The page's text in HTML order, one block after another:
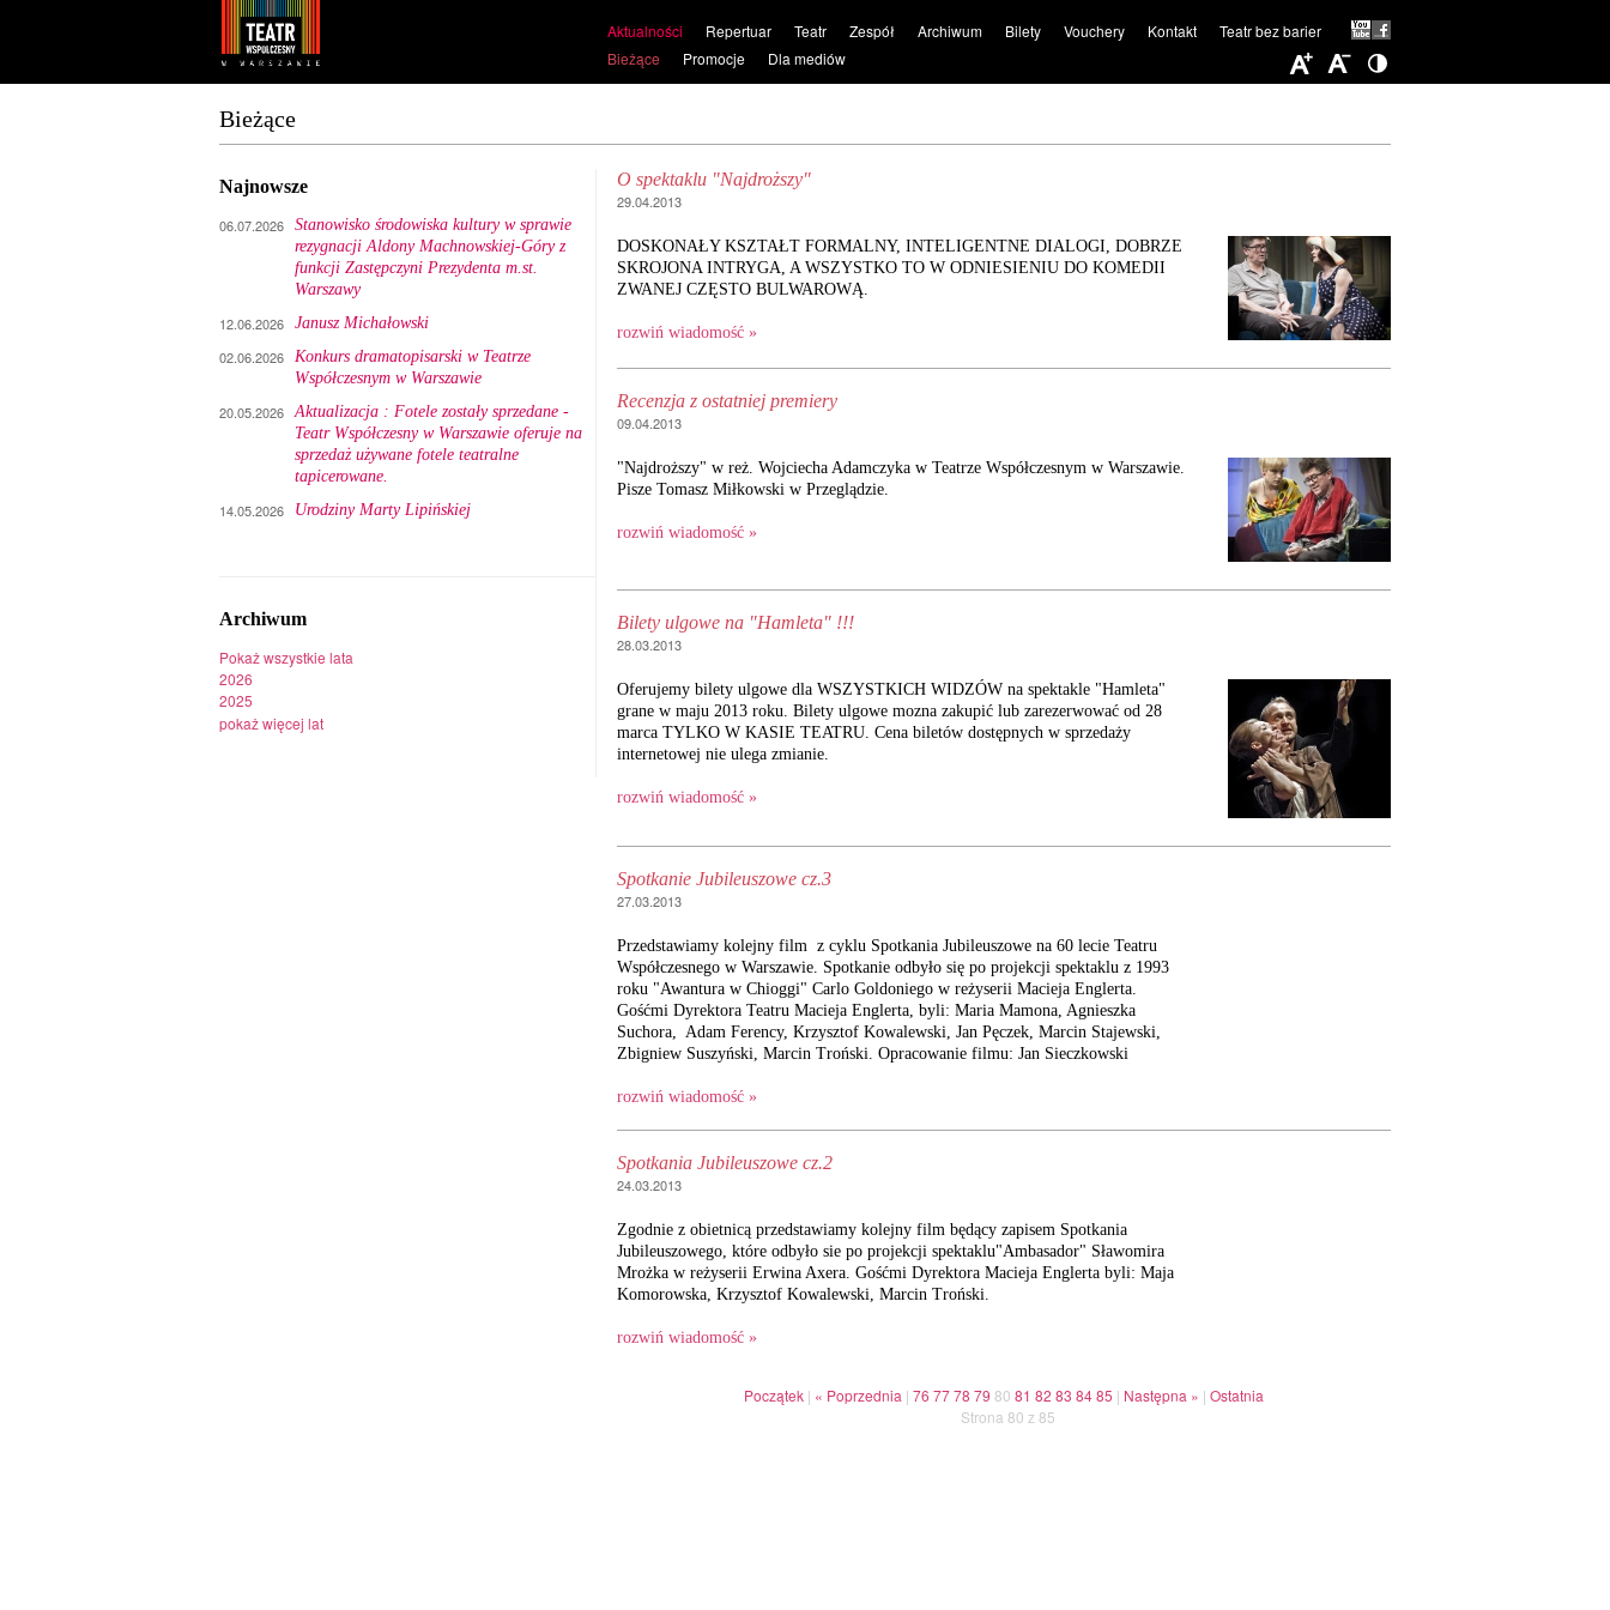
Aktualności
Bieżące
Promocje Dla mediów
Repertuar Teatr Zespół Archiwum Bilety Vouchery Kontakt Teatr bez barier
Bieżące
Najnowsze
06.07.2026 Stanowisko środowiska kultury w sprawie
rezygnacji Aldony Machnowskiej-Góry z
funkcji Zastępczyni Prezydenta m.st.
Warszawy
12.06.2026 Janusz Michałowski
02.06.2026 Konkurs dramatopisarski w Teatrze
Współczesnym w Warszawie
20.05.2026 Aktualizacja : Fotele zostały sprzedane -
Teatr Współczesny w Warszawie oferuje na
sprzedaż używane fotele teatralne
tapicerowane.
14.05.2026 Urodziny Marty Lipińskiej
Archiwum
Pokaż wszystkie lata
2026
2025
pokaż więcej lat
O spektaklu "Najdroższy"
29.04.2013
DOSKONAŁY KSZTAŁT FORMALNY, INTELIGENTNE DIALOGI, DOBRZE
SKROJONA INTRYGA, A WSZYSTKO TO W ODNIESIENIU DO KOMEDII
ZWANEJ CZĘSTO BULWAROWĄ.
rozwiń wiadomość »
Recenzja z ostatniej premiery
09.04.2013
"Najdroższy" w reż. Wojciecha Adamczyka w Teatrze Współczesnym w Warszawie.
Pisze Tomasz Miłkowski w Przeglądzie.
rozwiń wiadomość »
Bilety ulgowe na "Hamleta" !!!
28.03.2013
Oferujemy bilety ulgowe dla WSZYSTKICH WIDZÓW na spektakle "Hamleta"
grane w maju 2013 roku. Bilety ulgowe mozna zakupić lub zarezerwować od 28
marca TYLKO W KASIE TEATRU. Cena biletów dostępnych w sprzedaży
internetowej nie ulega zmianie.
rozwiń wiadomość »
Spotkanie Jubileuszowe cz.3
27.03.2013
Przedstawiamy kolejny film z cyklu Spotkania Jubileuszowe na 60 lecie Teatru
Współczesnego w Warszawie. Spotkanie odbyło się po projekcji spektaklu z 1993
roku "Awantura w Chioggi" Carlo Goldoniego w reżyserii Macieja Englerta.
Gośćmi Dyrektora Teatru Macieja Englerta, byli: Maria Mamona, Agnieszka
Suchora, Adam Ferency, Krzysztof Kowalewski, Jan Pęczek, Marcin Stajewski,
Zbigniew Suszyński, Marcin Troński. Opracowanie filmu: Jan Sieczkowski
rozwiń wiadomość »
Spotkania Jubileuszowe cz.2
24.03.2013
Zgodnie z obietnicą przedstawiamy kolejny film będący zapisem Spotkania
Jubileuszowego, które odbyło sie po projekcji spektaklu"Ambasador" Sławomira
Mrożka w reżyserii Erwina Axera. Gośćmi Dyrektora Macieja Englerta byli: Maja
Komorowska, Krzysztof Kowalewski, Marcin Troński.
rozwiń wiadomość »
Początek | « Poprzednia | 76 7778 79 80 81 82 83 8485 | Następna » | Ostatnia
Strona 80 z 85